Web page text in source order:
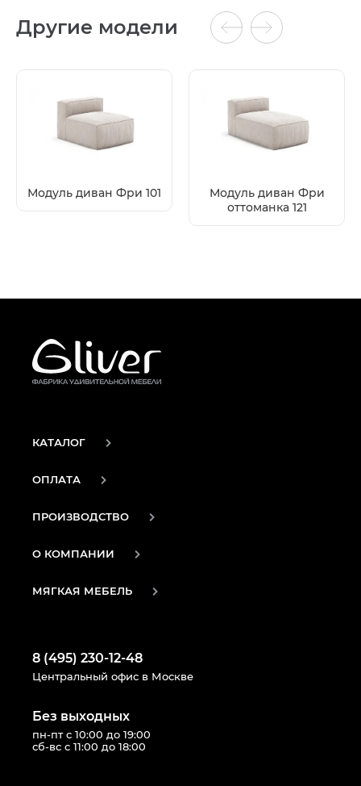
Другие модели
Модуль диван Фри 101
Модуль диван Фри
оттоманка 121
КАТАЛОГ
ОПЛАТА
ПРОИЗВОДСТВО
О КОМПАНИИ
МЯГКАЯ МЕБЕЛЬ
8 (495) 230-12-48
Центральный офис в Москве
Без выходных
пн-пт с 10:00 до 19:00
сб-вс с 11:00 до 18:00